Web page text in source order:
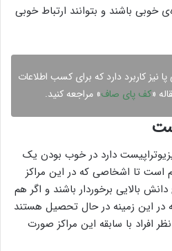
خوبی باشند و بتوانند ارتباط خوبی
نیز کاربرد دارد که برای کسب اطلاعات
«کف پای صاف» مراجعه کنید.
دارد در خوب بودن یک
است تا اشخاصی که در این مراکز
بالایی برخوردار باشند و اگر هم
در این زمینه در حال تحصیل هستند
افراد با سابقه این مراکز صورت